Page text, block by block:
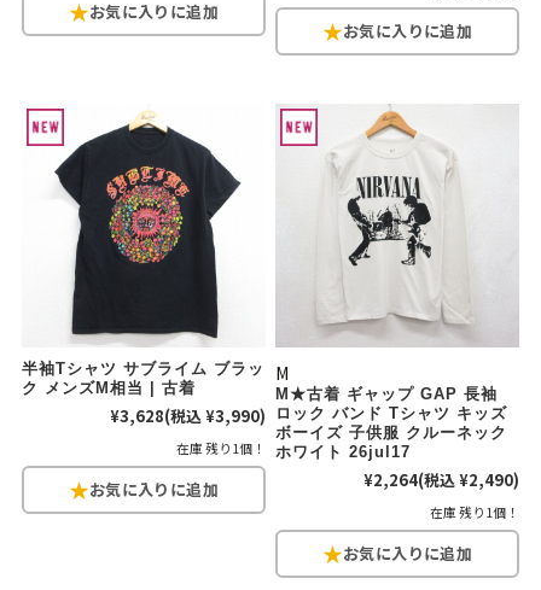
すべてのマニアックを見る
Search by Period 年代から探す
90年代 70年代
60年代 40年代
すべての年代を見る
週刊ラッシュアウト新聞
半袖Tシャツ サブライム ブラッ
ク メンズM相当 | 古着
¥3,628(税込 ¥3,990)
在庫 残り1個！
M
M★古着 ギャップ GAP 長袖
ロック バンド Tシャツ キッズ
ボーイズ 子供服 クルーネック
ホワイト 26jul17
¥2,264(税込 ¥2,490)
在庫 残り1個！